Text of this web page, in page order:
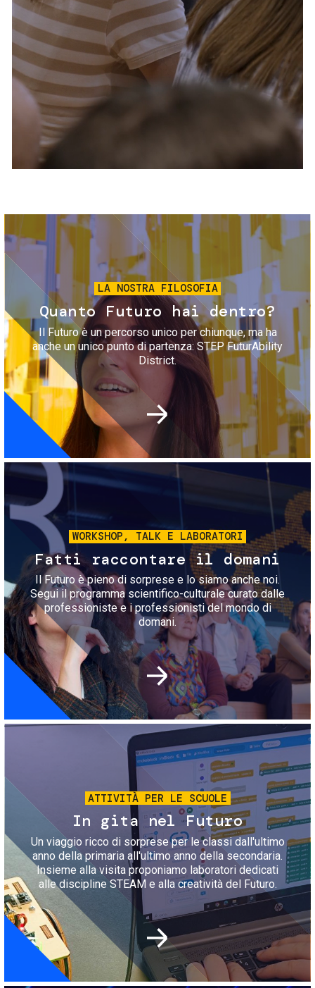
Servizi e accessibilità
Contatti
FAQ
Biglietti
Immagine
LA NOSTRA FILOSOFIA
Quanto Futuro hai dentro?
Il Futuro è un percorso unico per chiunque, ma ha
anche un unico punto di partenza: STEP FuturAbility
District.
Immagine
WORKSHOP, TALK E LABORATORI
Fatti raccontare il domani
Il Futuro è pieno di sorprese e lo siamo anche noi.
Segui il programma scientifico-culturale curato dalle
professioniste e i professionisti del mondo di
domani.
Immagine
ATTIVITÀ PER LE SCUOLE
In gita nel Futuro
Un viaggio ricco di sorprese per le classi dall'ultimo
anno della primaria all'ultimo anno della secondaria.
Insieme alla visita proponiamo laboratori dedicati
alle discipline STEAM e alla creatività del Futuro.